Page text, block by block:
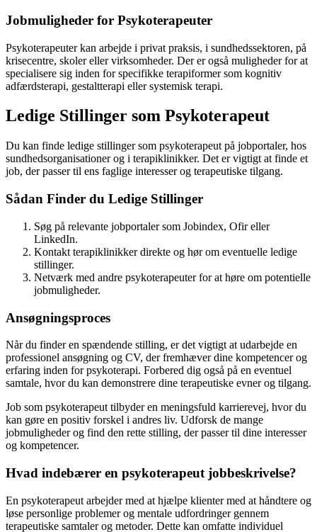
Jobmuligheder for Psykoterapeuter
Psykoterapeuter kan arbejde i privat praksis, i sundhedssektoren, på
krisecentre, skoler eller virksomheder. Der er også muligheder for at
specialisere sig inden for specifikke terapiformer som kognitiv
adfærdsterapi, gestaltterapi eller systemisk terapi.
Ledige Stillinger som Psykoterapeut
Du kan finde ledige stillinger som psykoterapeut på jobportaler, hos
sundhedsorganisationer og i terapiklinikker. Det er vigtigt at finde et
job, der passer til ens faglige interesser og terapeutiske tilgang.
Sådan Finder du Ledige Stillinger
Søg på relevante jobportaler som Jobindex, Ofir eller
LinkedIn.
Kontakt terapiklinikker direkte og hør om eventuelle ledige
stillinger.
Netværk med andre psykoterapeuter for at høre om potentielle
jobmuligheder.
Ansøgningsproces
Når du finder en spændende stilling, er det vigtigt at udarbejde en
professionel ansøgning og CV, der fremhæver dine kompetencer og
erfaring inden for psykoterapi. Forbered dig også på en eventuel
samtale, hvor du kan demonstrere dine terapeutiske evner og tilgang.
Job som psykoterapeut tilbyder en meningsfuld karrierevej, hvor du
kan gøre en positiv forskel i andres liv. Udforsk de mange
jobmuligheder og find den rette stilling, der passer til dine interesser
og kompetencer.
Hvad indebærer en psykoterapeut jobbeskrivelse?
En psykoterapeut arbejder med at hjælpe klienter med at håndtere og
løse personlige problemer og mentale udfordringer gennem
terapeutiske samtaler og metoder. Dette kan omfatte individuel